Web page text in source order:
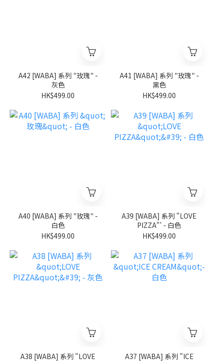
A42 [WABA] 系列 "玫瑰" -
灰色
HK$499.00
A41 [WABA] 系列 "玫瑰" -
黑色
HK$499.00
A40 [WABA] 系列 "玫瑰" -
白色
HK$499.00
A39 [WABA] 系列 "LOVE
PIZZA"' - 白色
HK$499.00
A38 [WABA] 系列 "LOVE
A37 [WABA] 系列 "ICE